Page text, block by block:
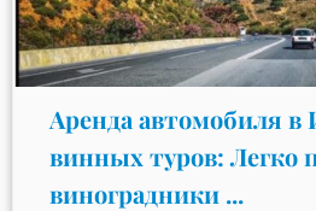
Аренда автомобиля в
винных туров: Легко
виноградники ...